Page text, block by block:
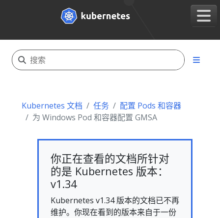
Kubernetes 文档 任务
配置 Pods 和容器
为 Windows Pod 和容器配置 GMSA
你正在查看的文档所针对
的是 Kubernetes 版本：
v1.34
Kubernetes v1.34 版本的文档已不再
维护。你现在看到的版本来自于一份